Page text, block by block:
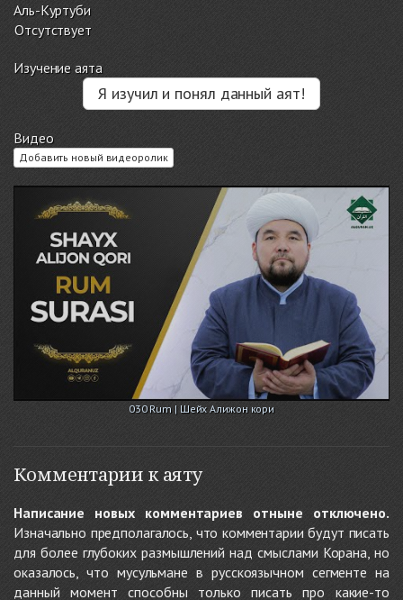
Аль-Куртуби
Отсутствует
Изучение аята
Я изучил и понял данный аят!
Видео
Добавить новый видеоролик
030 Rum | Шейх Алижон кори
Комментарии к аяту
Написание новых комментариев отныне отключено.
Изначально предполагалось, что комментарии будут писать
для более глубоких размышлений над смыслами Корана, но
оказалось, что мусульмане в русскоязычном сегменте на
данный момент способны только писать про какие-то